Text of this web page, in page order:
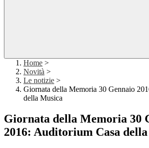
Home >
Novità >
Le notizie >
Giornata della Memoria 30 Gennaio
della Musica
Giornata della Memoria 30
2016: Auditorium Casa